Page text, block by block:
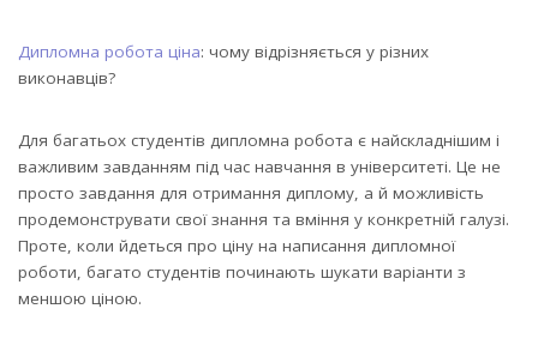
Дипломна робота ціна: чому відрізняється у різних
виконавців?
Для багатьох студентів дипломна робота є найскладнішим і
важливим завданням під час навчання в університеті. Це не
просто завдання для отримання диплому, а й можливість
продемонструвати свої знання та вміння у конкретній галузі.
Проте, коли йдеться про ціну на написання дипломної
роботи, багато студентів починають шукати варіанти з
меншою ціною.